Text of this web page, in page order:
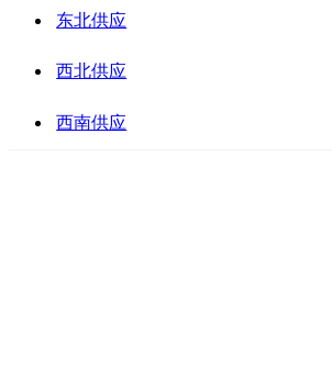
东北供应
西北供应
西南供应